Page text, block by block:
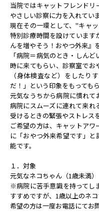
当院ではキャットフレンド
やさしい診察に力を入れていま
現在その一環として、"キャ
特別診療時間を設けています
んを増やそう！おやつ外来』
「病院＝病気のとき・しん
時に来てもらい、診察室でお
（身体検査など）をしたり
だ！」という印象をもっても
元気なうちから病院に慣れ
病院にスムーズに連れて来れ
受けるときの緊張やストレス
ご希望の方は、キャットア
に「おやつ外来希望です」
能です。
１．対象
元気なネコちゃん（1歳未満）
※病院に苦手意識を持ってし
すすめですが、1歳以上のネ
希望の方は一度お電話にてお